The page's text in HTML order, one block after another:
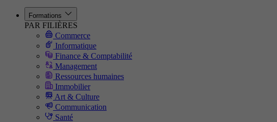
Formations
PAR FILIÈRES
Commerce
Informatique
Finance & Comptabilité
Management
Ressources humaines
Immobilier
Art & Culture
Communication
Santé